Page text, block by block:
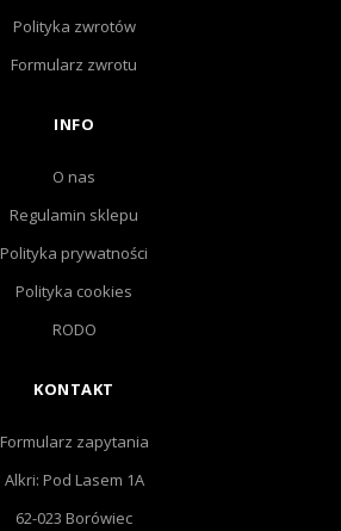
Polityka zwrotów
Formularz zwrotu
INFO
O nas
Regulamin sklepu
Polityka prywatności
Polityka cookies
RODO
KONTAKT
Formularz zapytania
Alkri: Pod Lasem 1A
62-023 Borówiec